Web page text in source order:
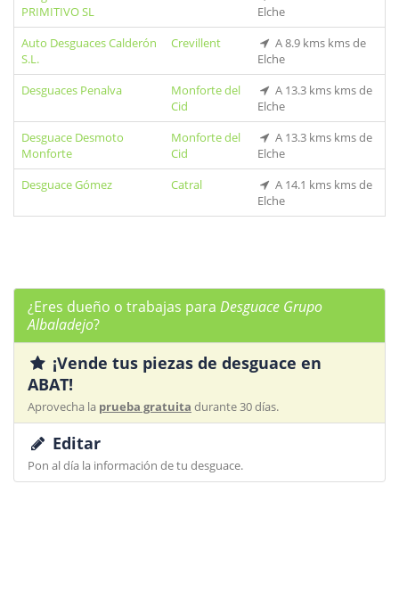
PRIMITIVO SL
Elche
Auto Desguaces Calderón
S.L.
Crevillent
A 8.9 kms kms de
Elche
Desguaces Penalva
Monforte del
Cid
A 13.3 kms kms de
Elche
Desguace Desmoto
Monforte
Monforte del
Cid
A 13.3 kms kms de
Elche
Desguace Gómez
Catral
A 14.1 kms kms de
Elche
¿Eres dueño o trabajas para Desguace Grupo
Albaladejo?
¡Vende tus piezas de desguace en
ABAT!
Aprovecha la prueba gratuita durante 30 días.
Editar
Pon al día la información de tu desguace.